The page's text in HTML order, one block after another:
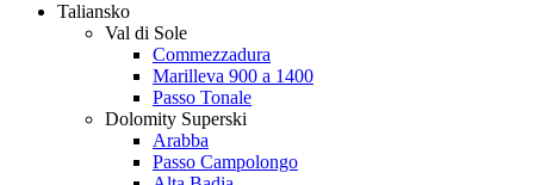
Taliansko
Val di Sole
Commezzadura
Marilleva 900 a 1400
Passo Tonale
Dolomity Superski
Arabba
Passo Campolongo